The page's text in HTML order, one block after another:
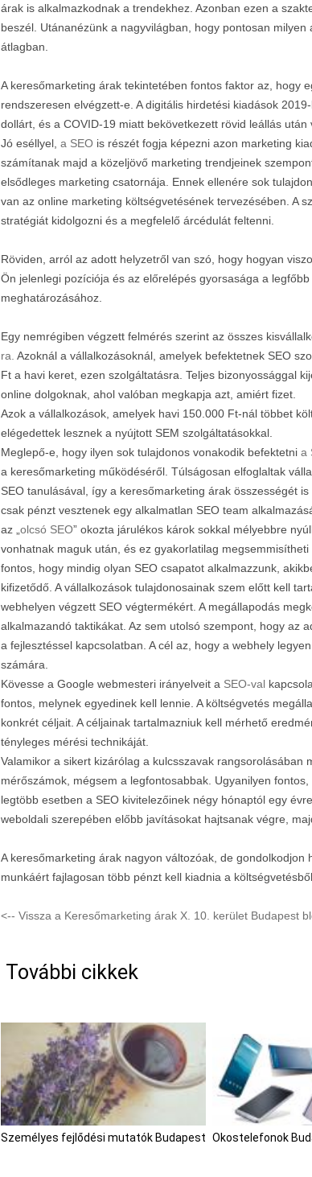
árak is alkalmazkodnak a trendekhez. Azonban ezen a
beszél. Utánanézünk a nagyvilágban, hogy pontosan
átlagban.
A keresőmarketing árak tekintetében fontos faktor az, hogy
rendszeresen elvégzett-e. A digitális hirdetési kiadások
dollárt, és a COVID-19 miatt bekövetkezett rövid leállás
Jó eséllyel, a SEO is részét fogja képezni azon marketing
számítanak majd a közeljövő marketing trendjeinek
elsődleges marketing csatornája. Ennek ellenére sok
van az online marketing költségvetésének tervezésében. A
stratégiát kidolgozni és a megfelelő árcédulát feltenni.
Röviden, arról az adott helyzetről van szó, hogy hogyan
Ön jelenlegi pozíciója és az előrelépés gyorsasága a
meghatározásához.
Egy nemrégiben végzett felmérés szerint az összes
ra. Azoknál a vállalkozásoknál, amelyek befektetnek SEO
Ft a havi keret, ezen szolgáltatásra. Teljes bizonyossággal
online dolgoknak, ahol valóban megkapja azt, amiért fizet.
Azok a vállalkozások, amelyek havi 150.000 Ft-nál többet
elégedettek lesznek a nyújtott SEM szolgáltatásokkal.
Meglepő-e, hogy ilyen sok tulajdonos vonakodik befektetni a
a keresőmarketing működéséről. Túlságosan elfoglaltak
SEO tanulásával, így a keresőmarketing árak összességét
csak pénzt vesztenek egy alkalmatlan SEO team
az „ olcsó SEO” okozta járulékos károk sokkal mélyebbre
vonhatnak maguk után, és ez gyakorlatilag
fontos, hogy mindig olyan SEO csapatot alkalmazzunk,
kifizetődő. A vállalkozások tulajdonosainak szem előtt kell
webhelyen végzett SEO végtermékért. A megállapodás
alkalmazandó taktikákat. Az sem utolsó szempont, hogy az
a fejlesztéssel kapcsolatban. A cél az, hogy a webhely
számára.
Kövesse a Google webmesteri irányelveit a SEO-val
fontos, melynek egyedinek kell lennie. A költségvetés
konkrét céljait. A céljainak tartalmazniuk kell mérhető
tényleges mérési technikáját.
Valamikor a sikert kizárólag a kulcsszavak rangsorolásában
mérőszámok, mégsem a legfontosabbak. Ugyanilyen
legtöbb esetben a SEO kivitelezőinek négy hónaptól egy
weboldali szerepében előbb javításokat hajtsanak végre,
A keresőmarketing árak nagyon változóak, de
munkáért fajlagosan több pénzt kell kiadnia a költségvetésből.
<-- Vissza a Keresőmarketing árak X. 10. kerület Budapest
További cikkek
Személyes fejlődési mutatók Budapest Okostelefonok